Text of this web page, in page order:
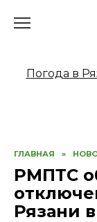
Погода в
ГЛАВНАЯ »
РМПТС
Рязани